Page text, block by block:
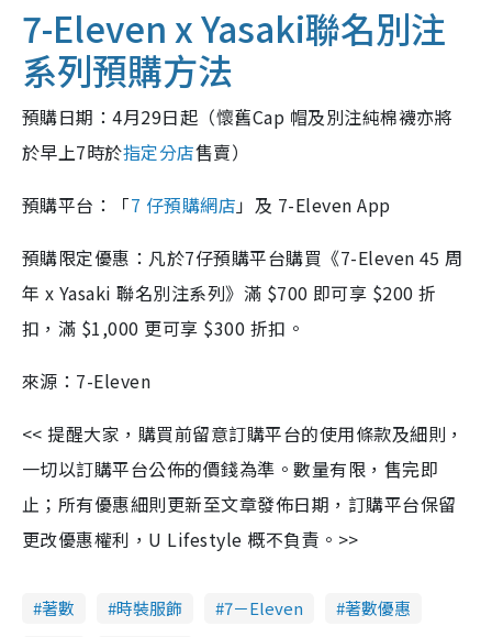
7-Eleven x Yasaki聯名別注
系列預購方法
預購日期：4月29日起（懷舊Cap 帽及別注純棉襪亦將
於早上7時於指定分店售賣）
預購平台：「7 仔預購網店」 及 7-Eleven App
預購限定優惠：凡於7仔預購平台購買《7-Eleven 45 周
年 x Yasaki 聯名別注系列》滿 $700 即可享 $200 折
扣，滿 $1,000 更可享 $300 折扣。
來源：7-Eleven
<< 提醒大家，購買前留意訂購平台的使用條款及細則，
一切以訂購平台公佈的價錢為準。數量有限，售完即
止；所有優惠細則更新至文章發佈日期，訂購平台保留
更改優惠權利，U Lifestyle 概不負責。>>
著數 時裝服飾 7－Eleven
著數優惠